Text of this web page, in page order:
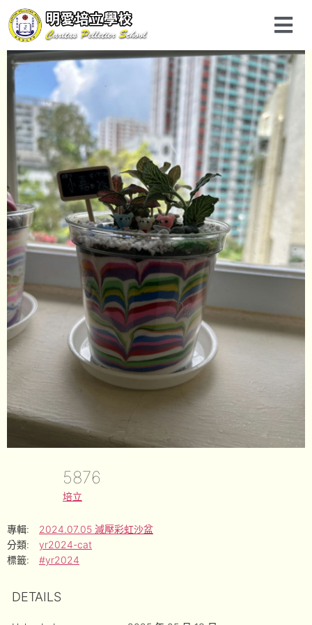
5876
培立
專輯:
2024.07.05 減壓彩虹沙盆
分類:
yr2024-cat
標籤:
#yr2024
DETAILS